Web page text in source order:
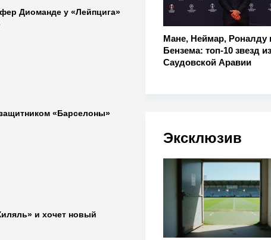
Мане, Неймар, Роналду
Бензема: топ-10 звезд из
Саудовской Аравии
Эксклюзив
Диоманде у «Лейпцига»
«Барселоны»
и хочет новый